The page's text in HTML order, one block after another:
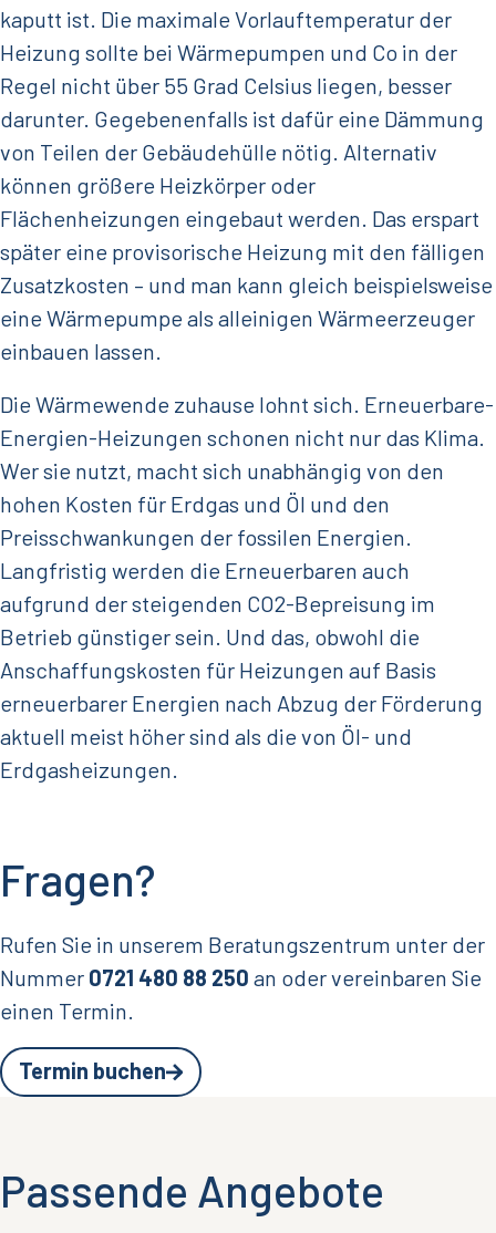
kaputt ist. Die maximale Vorlauftemperatur der
Heizung sollte bei Wärmepumpen und Co in der
Regel nicht über 55 Grad Celsius liegen, besser
darunter. Gegebenenfalls ist dafür eine Dämmung
von Teilen der Gebäudehülle nötig. Alternativ
können größere Heizkörper oder
Flächenheizungen eingebaut werden. Das erspart
später eine provisorische Heizung mit den fälligen
Zusatzkosten – und man kann gleich beispielsweise
eine Wärmepumpe als alleinigen Wärmeerzeuger
einbauen lassen.
Die Wärmewende zuhause lohnt sich. Erneuerbare-
Energien-Heizungen schonen nicht nur das Klima.
Wer sie nutzt, macht sich unabhängig von den
hohen Kosten für Erdgas und Öl und den
Preisschwankungen der fossilen Energien.
Langfristig werden die Erneuerbaren auch
aufgrund der steigenden CO2-Bepreisung im
Betrieb günstiger sein. Und das, obwohl die
Anschaffungskosten für Heizungen auf Basis
erneuerbarer Energien nach Abzug der Förderung
aktuell meist höher sind als die von Öl- und
Erdgasheizungen.
Fragen?
Rufen Sie in unserem Beratungszentrum unter der
Nummer 0721 480 88 250 an oder vereinbaren Sie
einen Termin.
Termin buchen
Passende Angebote